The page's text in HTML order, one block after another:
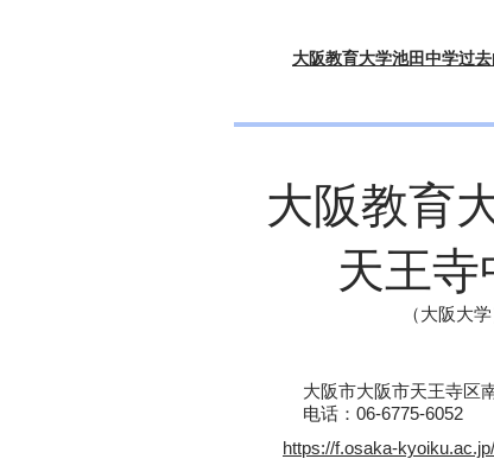
大阪教育大学池田中学过
大阪教育
天王寺
（大阪大学
大阪市大阪市天王寺区
电话：06-6775-6052
https://f.osaka-